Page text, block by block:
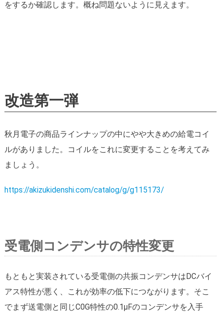
をするか確認します。概ね問題ないように見えます。
改造第一弾
秋月電子の商品ラインナップの中にやや大きめの給電コイ
ルがありました。コイルをこれに変更することを考えてみ
ましょう。
https://akizukidenshi.com/catalog/g/g115173/
受電側コンデンサの特性変更
もともと実装されている受電側の共振コンデンサはDCバイ
アス特性が悪く、これが効率の低下につながります。そこ
でまず送電側と同じC0G特性の0.1μFのコンデンサを入手